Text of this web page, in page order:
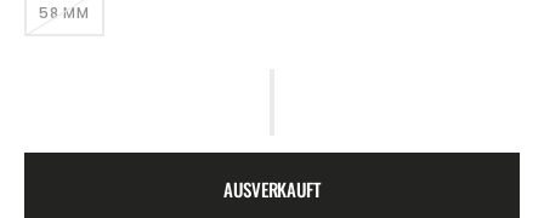
58 MMVARIANTE
AUSVERKAUFT